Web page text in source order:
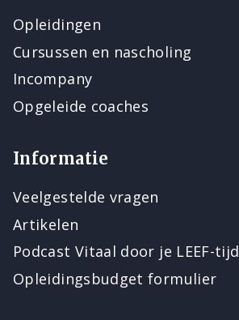
Opleidingen
Cursussen en nascholing
Incompany
Opgeleide coaches
Informatie
Veelgestelde vragen
Artikelen
Podcast Vitaal door je LEEF-tijd
Opleidingsbudget formulier